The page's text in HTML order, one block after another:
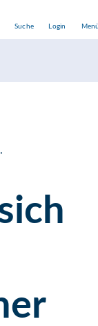
Suche Login